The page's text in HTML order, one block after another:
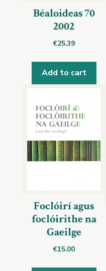
Béaloideas 70
2002
€25.39
Add to cart
Foclóirí agus
foclóirithe na
Gaeilge
€15.00